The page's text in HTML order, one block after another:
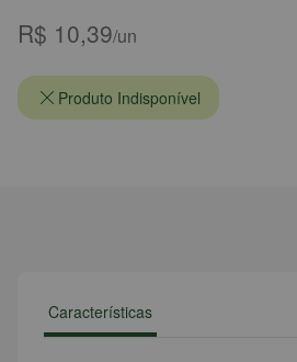
R$ 10,39/un
Produto Indisponível
Características